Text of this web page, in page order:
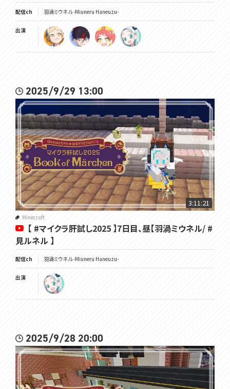
配信ch 羽渦ミウネル -Miuneru Haneuzu-
出演
2025/9/29 13:00
3:11:21
Minecraft
【 #マイクラ肝試し2025 】7日目、昼【羽渦ミウネル/ #
見ルネル 】
配信ch 羽渦ミウネル -Miuneru Haneuzu-
出演
2025/9/28 20:00